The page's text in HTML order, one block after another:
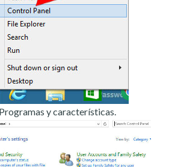
y características.